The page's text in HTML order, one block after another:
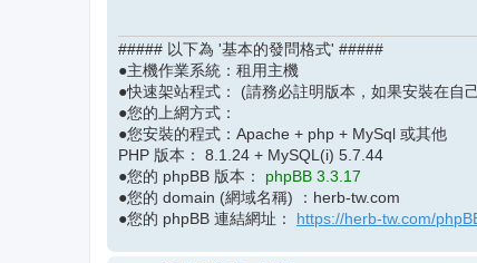
##### 以下為 '基本的發問格式' #####
●主機作業系統：租用主機
●快速架站程式： (請務必註明版本，如果安裝在自
●您的上網方式：
●您安裝的程式：Apache + php + MySql 或其他
PHP 版本： 8.1.24 + MySQL(i) 5.7.44
●您的 phpBB 版本： phpBB 3.3.17
●您的 domain (網域名稱) ：herb-tw.com
●您的 phpBB 連結網址： https://herb-tw.com/